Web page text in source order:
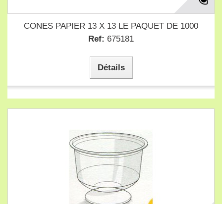
CONES PAPIER 13 X 13 LE PAQUET DE 1000
Ref: 675181
Détails